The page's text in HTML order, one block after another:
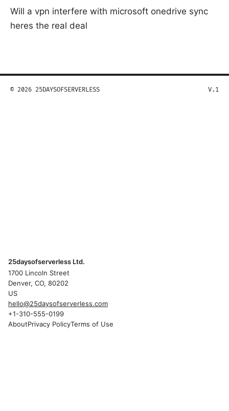
Will a vpn interfere with microsoft onedrive sync
heres the real deal
© 2026 25DAYSOFSERVERLESS V.1
25daysofserverless Ltd.
1700 Lincoln Street
Denver, CO, 80202
US
hello@25daysofserverless.com
+1-310-555-0199
AboutPrivacy PolicyTerms of Use